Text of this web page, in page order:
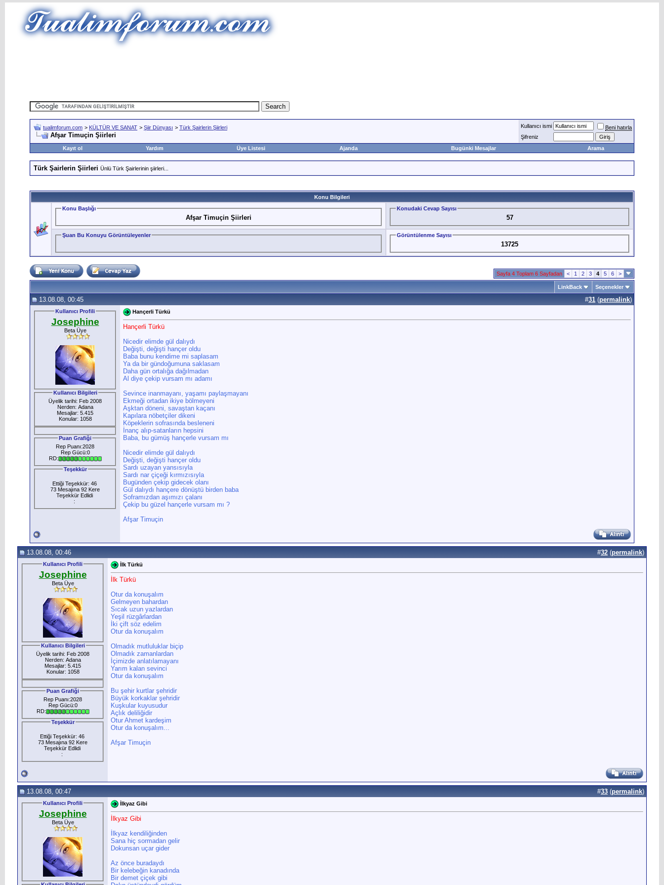
tualimforum.com > KÜLTÜR VE SANAT > Şiir Dünyası > Türk Şairlerin Şiirleri
Afşar Timuçin Şiirleri
Kullanıcı ismi
Beni hatırla
Şifreniz
Kayıt ol
Yardım Üye Listesi Ajanda Bugünki Mesajlar Arama
Türk Şairlerin Şiirleri Ünlü Türk Şairlerinin şiirleri...
Konu Bilgileri
Konu Başlığı
Afşar Timuçin Şiirleri
Konudaki Cevap Sayısı
57
Şuan Bu Konuyu Görüntüleyenler Görüntülenme Sayısı
13725
Sayfa 4 Toplam 6 Sayfadan < 1 2 3 4 5 6 >
LinkBack Seçenekler
13.08.08, 00:45 #31 (permalink)
Kullanıcı Profili
Josephine
Beta Üye
Kullanıcı Bilgileri
Üyelik tarihi: Feb 2008
Nerden: Adana
Mesajlar: 5.415
Konular: 1058
Puan Grafiği
Rep Puanı:2028
Rep Gücü:0
RD:
Teşekkür
Ettiği Teşekkür: 46
73 Mesajına 92 Kere
Teşekkür Edlidi
:
Hançerli Türkü
Hançerli Türkü
Nicedir elimde gül dalıydı
Değişti, değişti hançer oldu
Baba bunu kendime mi saplasam
Ya da bir gündoğumuna saklasam
Daha gün ortalığa dağılmadan
Al diye çekip vursam mı adamı
Sevince inanmayanı, yaşamı paylaşmayanı
Ekmeği ortadan ikiye bölmeyeni
Aşktan döneni, savaştan kaçanı
Kapılara nöbetçiler dikeni
Köpeklerin sofrasında besleneni
İnanç alıp-satanların hepsini
Baba, bu gümüş hançerle vursam mı
Nicedir elimde gül dalıydı
Değişti, değişti hançer oldu
Sardı uzayan yansısıyla
Sardı nar çiçeği kırmızısıyla
Bugünden çekip gidecek olanı
Gül dalıydı hançere dönüştü birden baba
Soframızdan aşımızı çalanı
Çekip bu güzel hançerle vursam mı ?
Afşar Timuçin
13.08.08, 00:46 #32 (permalink)
Kullanıcı Profili
Josephine
Beta Üye
Kullanıcı Bilgileri
Üyelik tarihi: Feb 2008
Nerden: Adana
Mesajlar: 5.415
Konular: 1058
Puan Grafiği
Rep Puanı:2028
Rep Gücü:0
RD:
Teşekkür
Ettiği Teşekkür: 46
73 Mesajına 92 Kere
Teşekkür Edlidi
:
İlk Türkü
İlk Türkü
Otur da konuşalım
Gelmeyen bahardan
Sıcak uzun yazlardan
Yeşil rüzgârlardan
İki çift söz edelim
Otur da konuşalım
Olmadık mutluluklar biçip
Olmadık zamanlardan
İçimizde anlatılamayanı
Yarım kalan sevinci
Otur da konuşalım
Bu şehir kurtlar şehridir
Büyük korkaklar şehridir
Kuşkular kuyusudur
Açlık deliliğidir
Otur Ahmet kardeşim
Otur da konuşalım...
Afşar Timuçin
13.08.08, 00:47 #33 (permalink)
Kullanıcı Profili
Josephine
Beta Üye
İlkyaz Gibi
İlkyaz Gibi
İlkyaz kendiliğinden
Sana hiç sormadan gelir
Dokunsan uçar gider
Az önce buradaydı
Bir kelebeğin kanadında
Bir demet çiçek gibi